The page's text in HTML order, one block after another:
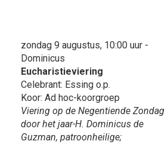
zondag 9 augustus, 10:00 uur -
Dominicus
Eucharistieviering
Celebrant: Essing o.p.
Koor: Ad hoc-koorgroep
Viering op de Negentiende Zondag
door het jaar-H. Dominicus de
Guzman, patroonheilige;